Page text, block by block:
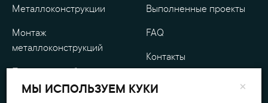
Металлоконструкции
Монтаж
металлоконструкций
Уличные
Выполненные проекты
FAQ
Контакты
×
МЫ ИСПОЛЬЗУЕМ КУКИ